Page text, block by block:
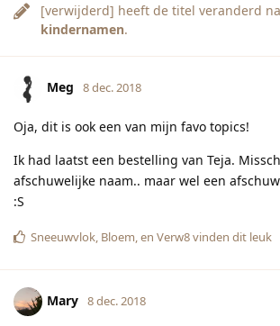
[verwijderd] heeft de titel veranderd
kindernamen.
Meg 8 dec. 2018
Oja, dit is ook een van mijn favo topics!
Ik had laatst een bestelling van Teja.
afschuwelijke naam.. maar wel een
:S
Sneeuwvlok, Bloem, en Verw8vinden dit leuk
Mary 8 dec. 2018